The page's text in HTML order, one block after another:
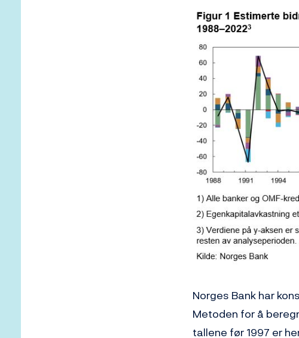
Norges Bank har
Metoden for å
tallene før 1997 er